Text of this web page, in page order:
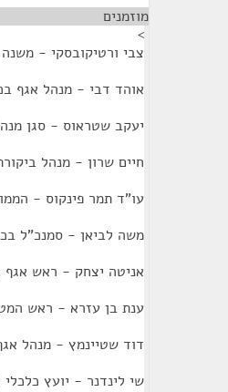
מוזמנים
>
צבי ורטיקובסקי -
אוהד דבי - מנהל אגף
יעקב שטראוס - סגן
חיים שרון - מנהל
עו"ד תמר פינקוס -
משה לביאן - סמנכ"ל
אניטה יצחק - ראש אגף
ענת בן עזרא - ראש
דוד שטיינמץ - מנהל
שי לינדנר - יועץ